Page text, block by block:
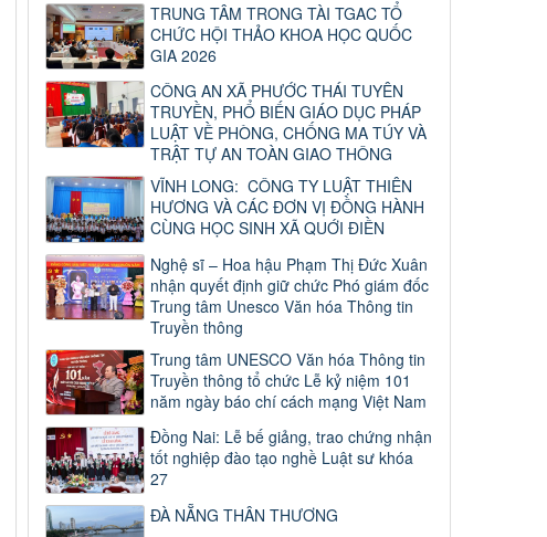
TRUNG TÂM TRONG TÀI TGAC TỔ
CHỨC HỘI THẢO KHOA HỌC QUỐC
GIA 2026
CÔNG AN XÃ PHƯỚC THÁI TUYÊN
TRUYỀN, PHỔ BIẾN GIÁO DỤC PHÁP
LUẬT VỀ PHÒNG, CHỐNG MA TÚY VÀ
TRẬT TỰ AN TOÀN GIAO THÔNG
VĨNH LONG: CÔNG TY LUẬT THIÊN
HƯƠNG VÀ CÁC ĐƠN VỊ ĐỒNG HÀNH
CÙNG HỌC SINH XÃ QUỚI ĐIỀN
Nghệ sĩ – Hoa hậu Phạm Thị Đức Xuân
nhận quyết định giữ chức Phó giám đốc
Trung tâm Unesco Văn hóa Thông tin
Truyền thông
Trung tâm UNESCO Văn hóa Thông tin
Truyền thông tổ chức Lễ kỷ niệm 101
năm ngày báo chí cách mạng Việt Nam
Đồng Nai: Lễ bế giảng, trao chứng nhận
tốt nghiệp đào tạo nghề Luật sư khóa
27
ĐÀ NẴNG THÂN THƯƠNG